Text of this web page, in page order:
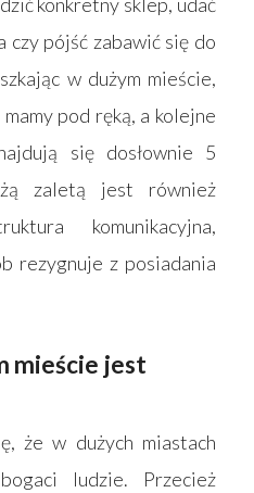
czy pójść zabawić się do
w dużym mieście,
pod ręką, a kolejne
się dosłownie 5
zaletą jest również
komunikacyjna,
rezygnuje z posiadania
mieście jest
że w dużych miastach
ludzie. Przecież